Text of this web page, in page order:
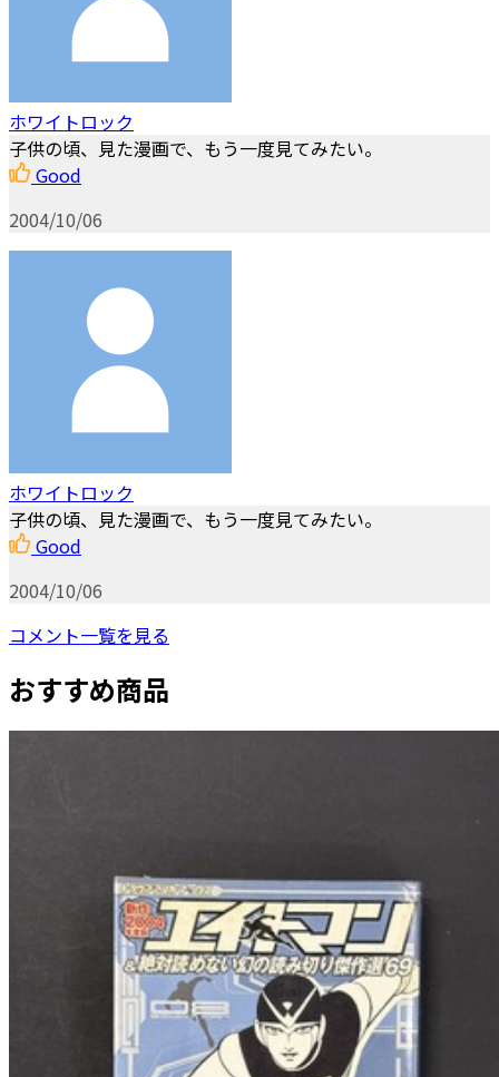
ホワイトロック
子供の頃、見た漫画で、もう一度見てみたい。
Good
2004/10/06
ホワイトロック
子供の頃、見た漫画で、もう一度見てみたい。
Good
2004/10/06
コメント一覧を見る
おすすめ商品